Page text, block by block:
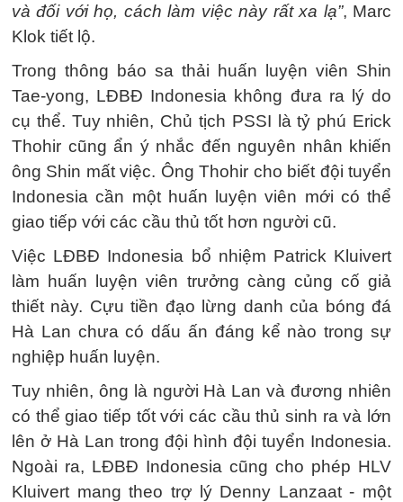
và đối với họ, cách làm việc này rất xa lạ”, Marc
Klok tiết lộ.
Trong thông báo sa thải huấn luyện viên Shin
Tae-yong, LĐBĐ Indonesia không đưa ra lý do
cụ thể. Tuy nhiên, Chủ tịch PSSI là tỷ phú Erick
Thohir cũng ẩn ý nhắc đến nguyên nhân khiến
ông Shin mất việc. Ông Thohir cho biết đội tuyển
Indonesia cần một huấn luyện viên mới có thể
giao tiếp với các cầu thủ tốt hơn người cũ.
Việc LĐBĐ Indonesia bổ nhiệm Patrick Kluivert
làm huấn luyện viên trưởng càng củng cố giả
thiết này. Cựu tiền đạo lừng danh của bóng đá
Hà Lan chưa có dấu ấn đáng kể nào trong sự
nghiệp huấn luyện.
Tuy nhiên, ông là người Hà Lan và đương nhiên
có thể giao tiếp tốt với các cầu thủ sinh ra và lớn
lên ở Hà Lan trong đội hình đội tuyển Indonesia.
Ngoài ra, LĐBĐ Indonesia cũng cho phép HLV
Kluivert mang theo trợ lý Denny Lanzaat - một